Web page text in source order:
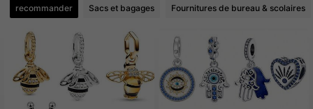
recommander Sacs et bagages Fournitures de bureau & scolaires